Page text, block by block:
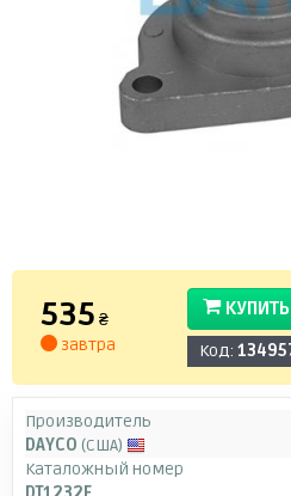
535 ₴
завтра
КУПИТЬ
Код:
Производитель
DAYCO (США)
Каталожный номер